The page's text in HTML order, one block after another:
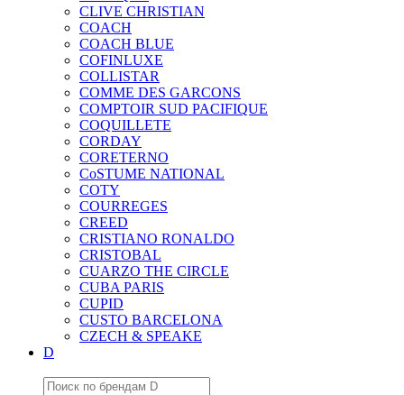
CLIVE CHRISTIAN
COACH
COACH BLUE
COFINLUXE
COLLISTAR
COMME DES GARCONS
COMPTOIR SUD PACIFIQUE
COQUILLETE
CORDAY
CORETERNO
CoSTUME NATIONAL
COTY
COURREGES
CREED
CRISTIANO RONALDO
CRISTOBAL
CUARZO THE CIRCLE
CUBA PARIS
CUPID
CUSTO BARCELONA
CZECH & SPEAKE
D